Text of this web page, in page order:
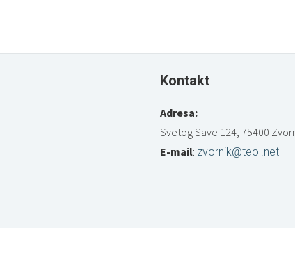
Kontakt
Adresa:
Svetog Save 124, 75400
E-mail: zvornik@teol.net